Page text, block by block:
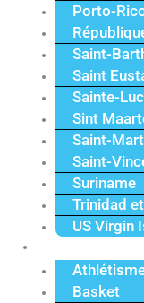
Porto-
Saint-
Saint
Sainte-
Sint
Saint-
Saint-
Suriname
Trinidad
US Virgin
Basket